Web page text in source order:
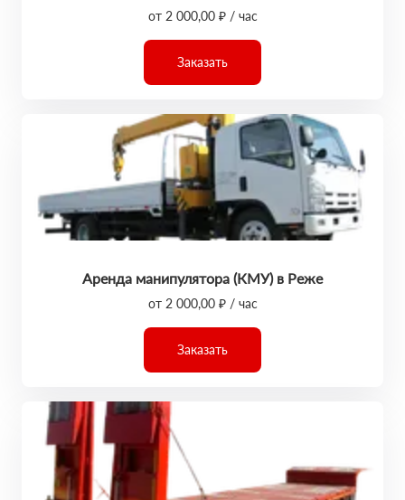
от 2 000,00 ₽ / час
Заказать
Аренда манипулятора (КМУ) в Реже
от 2 000,00 ₽ / час
Заказать